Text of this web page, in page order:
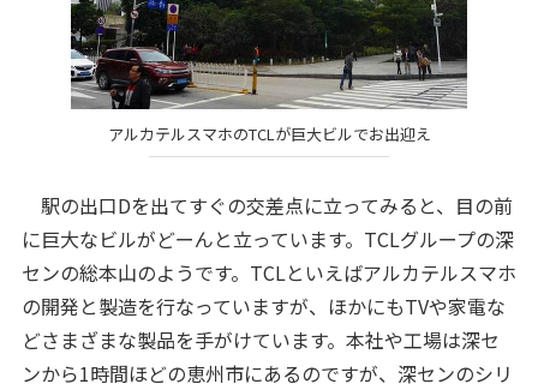
アルカテルスマホのTCLが巨大ビルでお出迎え
駅の出口Dを出てすぐの交差点に立ってみると、目の前
に巨大なビルがどーんと立っています。TCLグループの深
センの総本山のようです。TCLといえばアルカテルスマホ
の開発と製造を行なっていますが、ほかにもTVや家電な
どさまざまな製品を手がけています。本社や工場は深セ
ンから1時間ほどの恵州市にあるのですが、深センのシリ